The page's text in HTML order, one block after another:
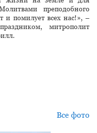
преподобного
и помилует всех нас!», –
митрополит
Все фото